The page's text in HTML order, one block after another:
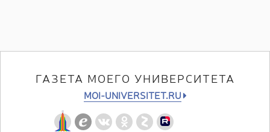
ГАЗЕТА МОЕГО УНИВЕРСИТЕТА
MOI-UNIVERSITET.RU